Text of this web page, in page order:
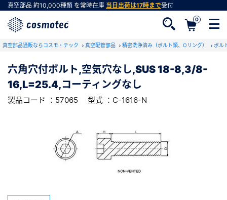
真空部品 約10,000種類 を常時在庫 当日出荷は17時まで受付
0
真空部品通販ならコスモ・テック 真空配管部品 精密洗浄済み（ボルト類、Oリング） ボル
六角穴付ボルト,空気穴なし,SUS 18-8,3/8-
16,L=25.4,コーティングなし
製品コード ：57065 型式 ：C-1616-N
RoHS2適合報告書のダウンロード
下記製品のRoHS2適合報告書のダウンロードをします。
六角穴付ボルト,空気穴なし,SUS 18-8,3/8-
16,L=25.4,コーティングなし
型式 ：C-1616-N 製品コード ：57065
会社・学校・研究機関名 必須
会員登録がお済みでない方
会員登録をすれば、便利な機能がご利用いただけ